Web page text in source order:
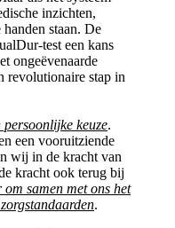
inzichten,
staan. De
test een kans
ongeëvenaarde
revolutionaire stap in
persoonlijke keuze.
een vooruitziende
wij in de kracht van
kracht ook terug bij
samen met ons het
.